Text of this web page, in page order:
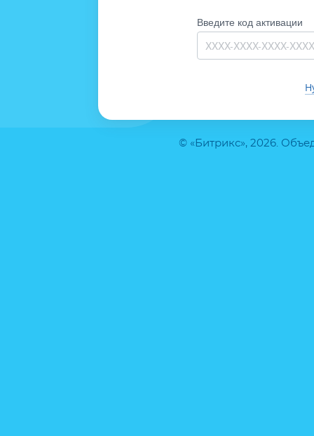
© «Битрикс», 2026.
Введите код активации